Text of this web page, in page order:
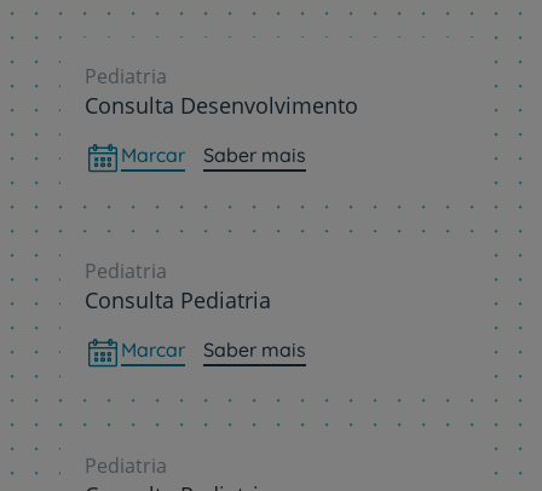
Pediatria
Consulta Desenvolvimento
Marcar Saber mais
Pediatria
Consulta Pediatria
Marcar Saber mais
Pediatria